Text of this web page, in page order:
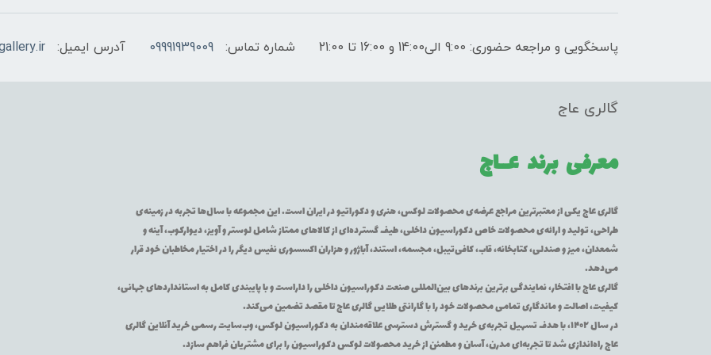
پاسخگویی و مراجعه حضوری: 9:00 الی14:00 و 16:00 تا 21:00 شماره تماس: 09991939009 آدرس ایمیل:
گالری عاج
معرفی برند عــاج
گالری عاج یکی از معتبرترین مراجع عرضه‌ی محصولات لوکس، هنری و دکوراتیو در ایران است. این مجموعه با سال‌ها تجربه در زمینه‌ی
طراحی، تولید و ارائه‌ی محصولات خاص دکوراسیون داخلی، طیف گسترده‌ای از کالاهای ممتاز شامل لوستر و آویز، دیوارکوب، آینه و
شمعدان، میز و صندلی، کتابخانه، قاب، کافی‌تیبل، مجسمه، استند، آباژور و هزاران اکسسوری نفیس دیگر را در اختیار مخاطبان خود قرار
می‌دهد.
گالری عاج با افتخار، نمایندگی برترین برندهای بین‌المللی صنعت دکوراسیون داخلی را داراست و با پایبندی کامل به استانداردهای جهانی،
کیفیت، اصالت و ماندگاری تمامی محصولات خود را با گارانتی طلایی گالری عاج تا مقصد تضمین می‌کند.
در سال ۱۴۰۲، با هدف تسهیل تجربه‌ی خرید و گسترش دسترسی علاقه‌مندان به دکوراسیون لوکس، وب‌سایت رسمی خرید آنلاین گالری
عاج راه‌اندازی شد تا تجربه‌ای مدرن، آسان و مطمئن از خرید محصولات لوکس دکوراسیون را برای مشتریان فراهم سازد.